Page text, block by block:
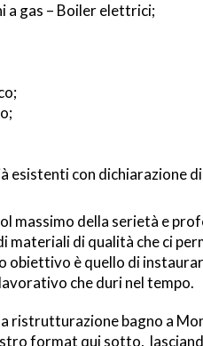
a gas – Boiler elettrici;
esistenti con dichiarazione
massimo della serietà e
materiali di qualità che ci
è quello di
che duri nel tempo.
ristrutturazione bagno a
format qui sotto,